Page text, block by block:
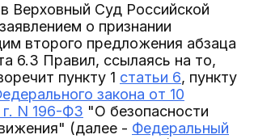
Верховный Суд Российской
о признании
второго предложения абзаца
6.3 Правил, ссылаясь на то,
пункту 1 статьи 6, пункту
закона от 10
N 196-ФЗ "О безопасности
(далее - Федеральный